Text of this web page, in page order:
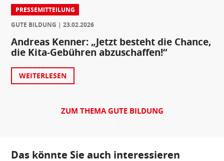
PRESSEMITTEILUNG
GUTE BILDUNG
23.02.2026
Andreas Kenner: „Jetzt besteht die Chance,
die Kita-Gebühren abzuschaffen!“
WEITERLESEN
ZUM THEMA GUTE BILDUNG
Das könnte Sie auch interessieren